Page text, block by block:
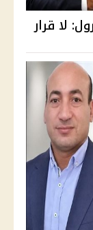
لا قرار